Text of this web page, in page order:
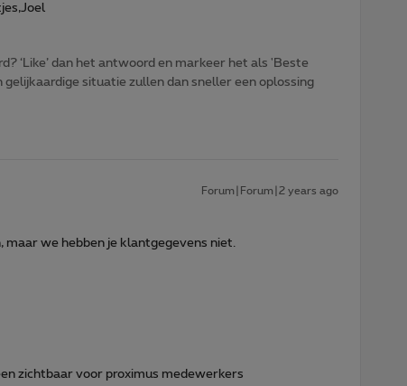
‘Like’ dan het antwoord en markeer het als 'Beste
situatie zullen dan sneller een oplossing
Forum|Forum|2 years ago
we hebben je klantgegevens niet.
zichtbaar voor proximus medewerkers